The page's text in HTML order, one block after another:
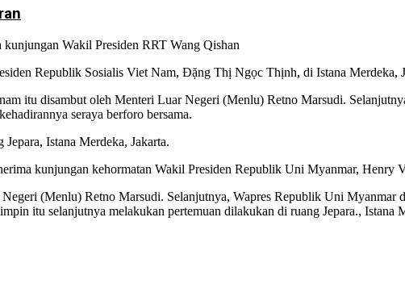
Wakil Presiden RRT Wang Qishan
Republik Sosialis Viet Nam, Đặng Thị Ngọc Thịnh, di Istana Merdeka,
itu disambut oleh Menteri Luar Negeri (Menlu) Retno Marsudi.
seraya berforo bersama.
Istana Merdeka, Jakarta.
kunjungan kehormatan Wakil Presiden Republik Uni Myanmar, Henry
(Menlu) Retno Marsudi. Selanjutnya, Wapres Republik Uni Myanmar
itu selanjutnya melakukan pertemuan dilakukan di ruang Jepara., Istana